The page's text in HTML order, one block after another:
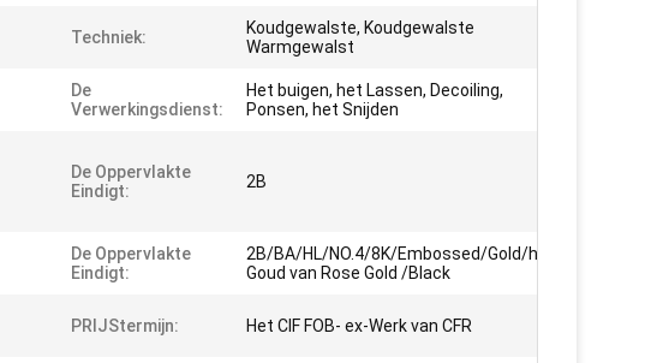
Techniek:
Koudgewalste, Koudgewalste
Warmgewalst
De
Verwerkingsdienst:
Het buigen, het Lassen, Decoiling,
Ponsen, het Snijden
De Oppervlakte
Eindigt:
2B
De Oppervlakte
Eindigt:
2B/BA/HL/NO.4/8K/Embossed/Gold/het
Goud van Rose Gold /Black
PRIJStermijn: Het CIF FOB- ex-Werk van CFR